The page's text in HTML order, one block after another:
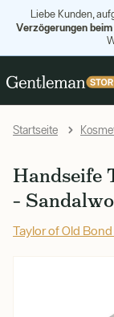
Liebe Kunden,
Verzögerungen
Startseite
Handseife
–
Taylor of Old